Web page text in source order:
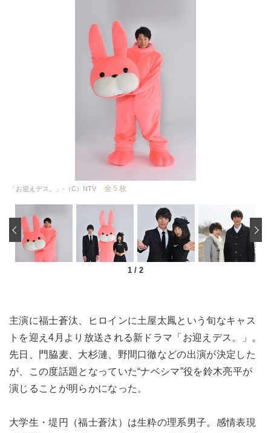
「お迎えデス。」-（C）NTV 全 5 枚
1 / 2
‹
主演に福士蒼汰、ヒロインに土屋太鳳という旬なキャス
トを迎え4月より放送される新ドラマ「お迎えデス。」。
先日、門脇麦、大杉漣、野間口徹などの出演が決定した
が、この度話題となっていた“ナベシマ”役を鈴木亮平が
演じることが明らかになった。
大学生・堤円（福士蒼汰）は生粋の理系男子。感情表現